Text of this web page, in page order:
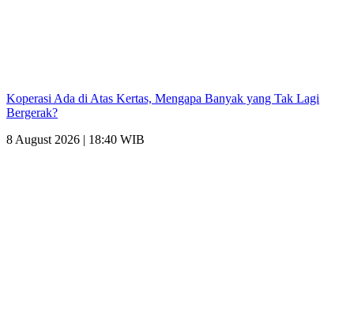
Koperasi Ada di Atas Kertas, Mengapa Banyak yang Tak Lagi
Bergerak?
8 August 2026 | 18:40 WIB